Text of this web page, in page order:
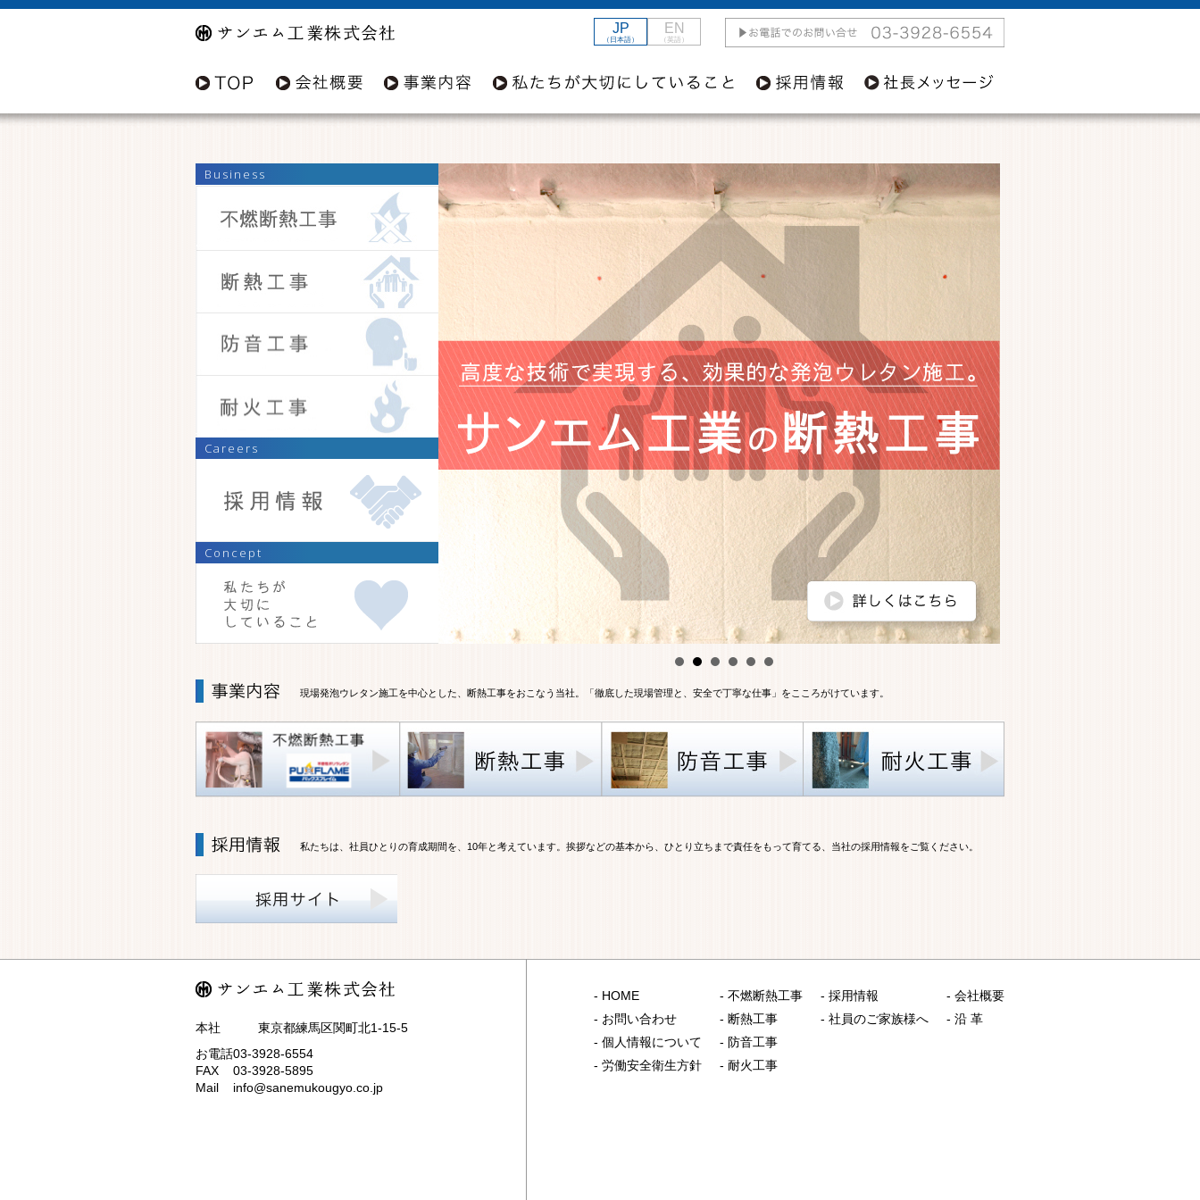
JP
（日本語）
EN
（英語）
Business
Careers
Concept
現場発泡ウレタン施工を中心とした、断熱工事をおこなう当社。「徹底した現場管理と、安全で丁寧な仕事」をこころがけています。
私たちは、社員ひとりの育成期間を、10年と考えています。挨拶などの基本から、ひとり立ちまで責任をもって育てる、当社の採用情報をご覧ください。
本社 東京都練馬区関町北1-15-5
お電話03-3928-6554
FAX
03-3928-5895
Mail
info@sanemukougyo.co.jp
- HOME
- お問い合わせ
- 個人情報について
- 労働安全衛生方針
- 不燃断熱工事
- 断熱工事
- 防音工事
- 耐火工事
- 採用情報
- 社員のご家族様へ
- 会社概要
- 沿 革